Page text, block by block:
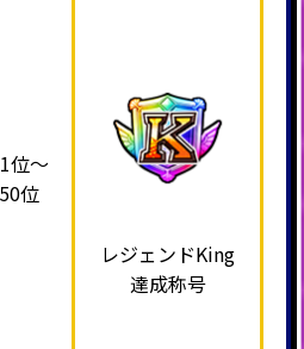
位～
50位
レジェンドKing
達成称号